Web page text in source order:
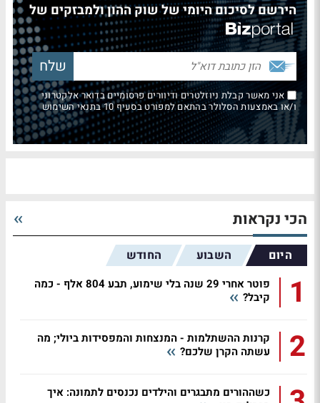
הירשם לסיכום היומי של שוק ההון ולמבזקים של
אני מאשר קבלת ניוזלטרים ודיוורים פרסומיים בדואר אלקטרוני
ו/או באמצעות הסלולר בהתאם למפורט בסעיף 10 בתנאי השימוש
הכי נקראות
היום השבוע החודש
1
פוטר אחרי 29 שנה בלי שימוע, תבע 804 אלף - כמה
קיבל?
2
קרנות ההשתלמות - המנצחות והמפסידות ביולי; מה
עשתה הקרן שלכם?
כשההורים מתבגרים והילדים נכנסים לתמונה: איך